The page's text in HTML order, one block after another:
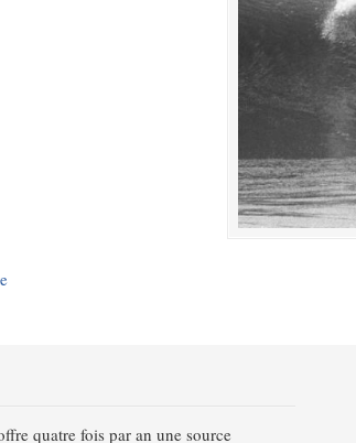
quatre fois par an une source